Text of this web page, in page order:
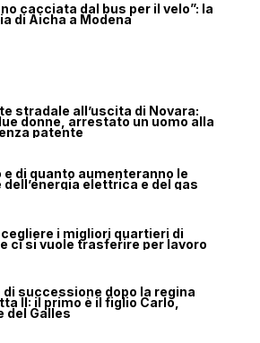
cacciata dal bus per il velo”: la
di Aicha a Modena
stradale all’uscita di Novara:
donne, arrestato un uomo alla
patente
e di quanto aumenteranno le
elettrica e del gas
i migliori quartieri di
ci si vuole trasferire per lavoro
di successione dopo la regina
II: il primo è il figlio Carlo,
del Galles